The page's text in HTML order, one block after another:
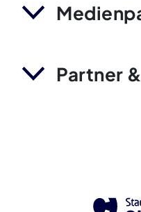
Partner